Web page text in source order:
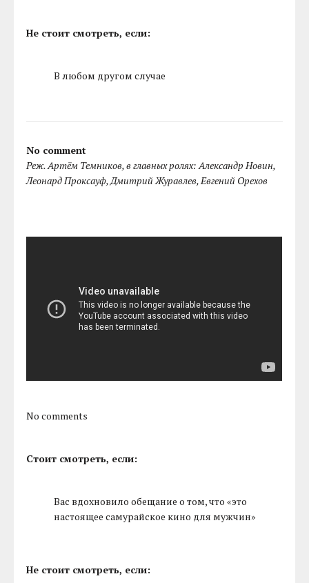
Не стоит смотреть, если:
В любом другом случае
No comment
Реж. Артём Темников, в главных ролях: Александр Новин,
Леонард Проксауф, Дмитрий Журавлев, Евгений Орехов
No comments
Стоит смотреть, если:
Вас вдохновило обещание о том, что «это
настоящее самурайское кино для мужчин»
Не стоит смотреть, если: